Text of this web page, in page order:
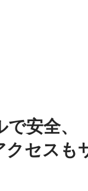
安全、
クセスも